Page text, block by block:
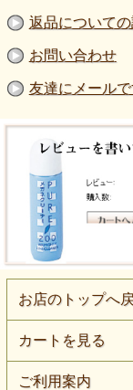
共通スペック：
低度数の方、
率1.70非球面が
※度数によって
ざいます、その
【デモレンズ
メーカー出荷
です、レンズ
ているのでそ
せん。
※後ほどレンズ
【度無し・伊
度無しでＵＶ
します、マルチ
長時間かけてい
達メガネレンズ
【bui/ビュイ・
返品について
お問い合わせ
友達にメール
お店のトップへ
カートを見る
ご利用案内